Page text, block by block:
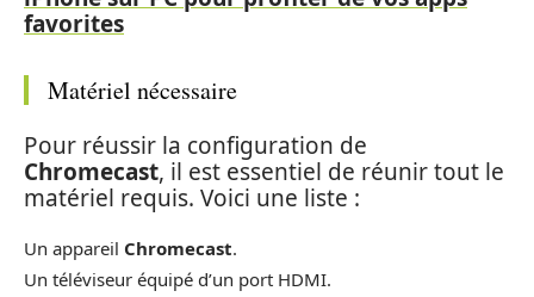
favorites
Matériel nécessaire
Pour réussir la configuration de
Chromecast, il est essentiel de réunir tout le
matériel requis. Voici une liste :
Un appareil Chromecast.
Un téléviseur équipé d’un port HDMI.